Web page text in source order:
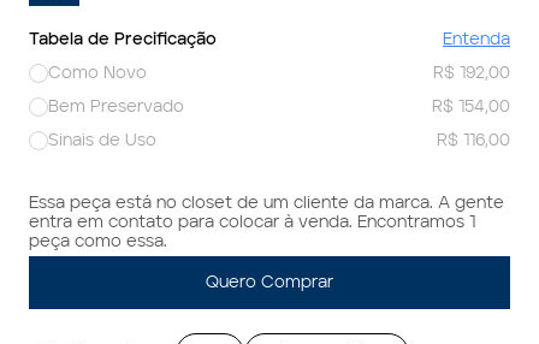
Tabela de Precificação
Entenda
Como Novo
R$ 192,00
Bem Preservado
R$ 154,00
Sinais de Uso
R$ 116,00
Essa peça está no closet de um cliente da marca. A gente
entra em contato para colocar à venda. Encontramos 1
peça como essa.
Quero Comprar